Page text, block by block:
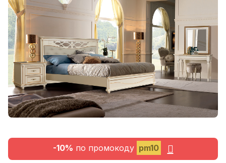
-10% по промокоду pm10